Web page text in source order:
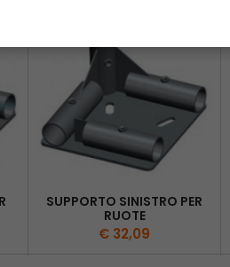
SUPPORTO SINISTRO PER
RUOTE
€ 32,09